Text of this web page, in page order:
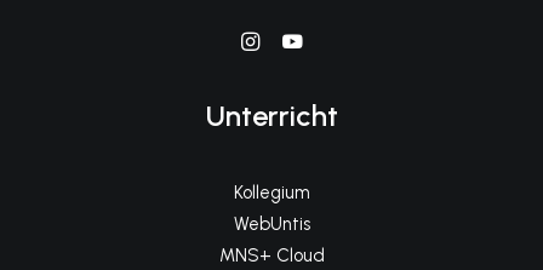
Unterricht
Kollegium
WebUntis
MNS+ Cloud